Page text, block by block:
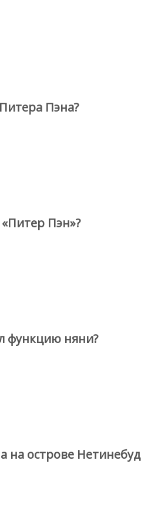
Пэна?
Пэн»?
функцию няни?
острове